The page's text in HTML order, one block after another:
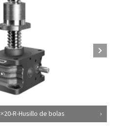
R-Husillo de bolas